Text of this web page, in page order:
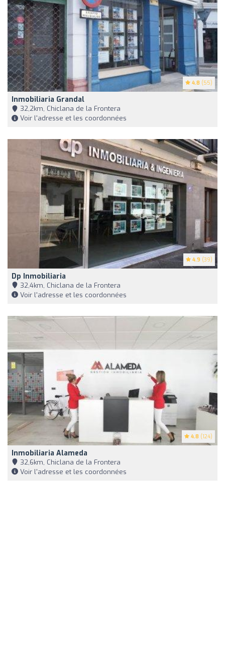
4.8 (55)
Inmobiliaria Grandal
32,2km, Chiclana de la Frontera
Voir l'adresse et les coordonnées
4.9 (39)
Dp Inmobiliaria
32,4km, Chiclana de la Frontera
Voir l'adresse et les coordonnées
4.8 (124)
Inmobiliaria Alameda
32,6km, Chiclana de la Frontera
Voir l'adresse et les coordonnées